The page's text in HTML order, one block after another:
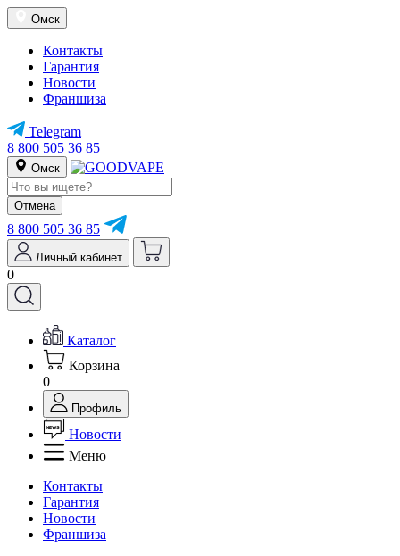
Омск
Контакты
Гарантия
Новости
Франшиза
Telegram
8 800 505 36 85
Омск
Отмена
8 800 505 36 85
Личный кабинет
0
Каталог
Корзина
0
Профиль
Новости
Меню
Контакты
Гарантия
Новости
Франшиза